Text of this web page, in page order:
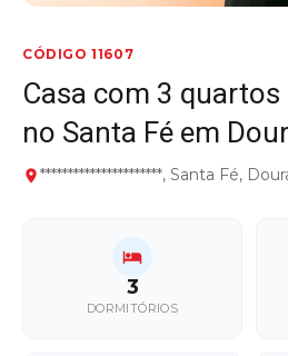
CÓDIGO 11607
Casa com 3
no Santa Fé em
**********************, Santa Fé,
3
DORMITÓRIOS